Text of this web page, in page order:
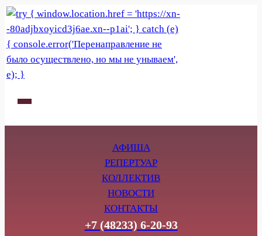
АФИША
РЕПЕРТУАР
КОЛЛЕКТИВ
НОВОСТИ
КОНТАКТЫ
+7 (48233) 6-20-93